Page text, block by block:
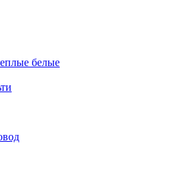
белые